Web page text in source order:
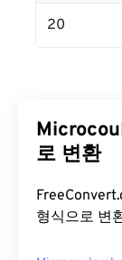
20
로 변환
형식으로 변